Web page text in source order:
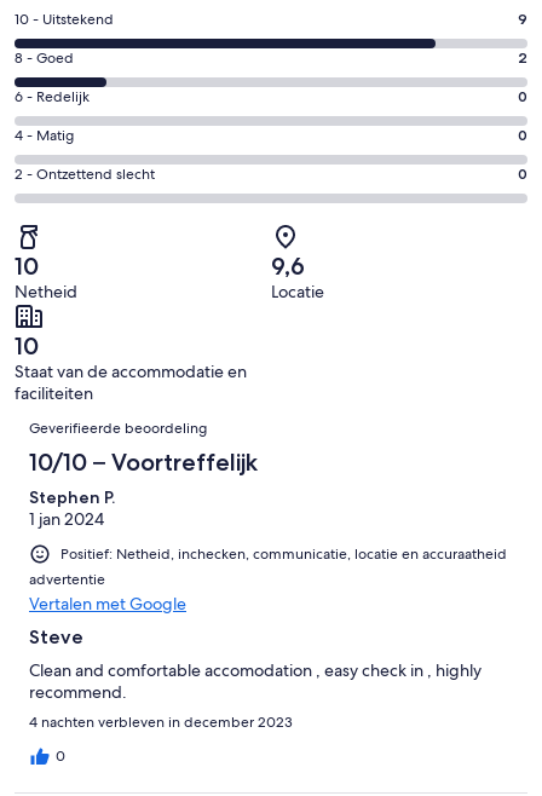
een
nieuw
venster
Gastenscore:
10
-
Uitstekend.
9
van
11
beoordelingen
10 - Uitstekend 9
Gastenscore:
8
-
Goed.
2
van
beoordelingen
8 - Goed 2
Gastenscore:
6
-
Redelijk.
0
van
11
beoordelingen
6 - Redelijk 0
Gastenscore:
4
-
0
van
11
beoordelingen
4 - Matig 0
Gastenscore:
2
-
Ontzettend
slecht.
0
van
11
beoordelingen
2 - Ontzettend slecht 0
10
Netheid
9,6
Locatie
10
Staat van de accommodatie en
faciliteiten
Beoordelingen
Geverifieerde beoordeling
10/10 – Voortreffelijk
Stephen P.
1 jan 2024
Positief: Netheid, inchecken, communicatie, locatie en accuraatheid
advertentie
Vertalen met Google
Steve
Clean and comfortable accomodation , easy check in , highly
recommend.
4 nachten verbleven in december 2023
0